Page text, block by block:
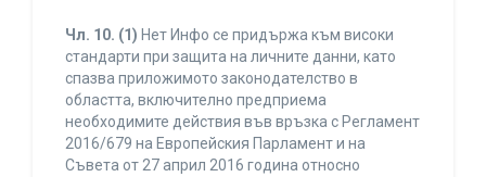
Чл. 10. (1) Нет Инфо се придържа към високи
стандарти при защита на личните данни, като
спазва приложимото законодателство в
областта, включително предприема
необходимите действия във връзка с Регламент
2016/679 на Европейския Парламент и на
Съвета от 27 април 2016 година относно